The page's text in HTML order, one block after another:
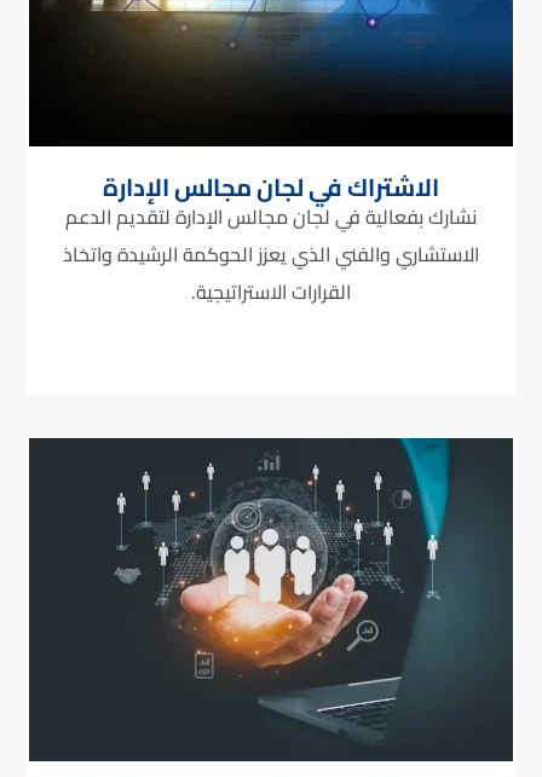
الاشتراك في لجان مجالس الإدارة
نشارك بفعالية في لجان مجالس الإدارة لتقديم الدعم
الاستشاري والفني الذي يعزز الحوكمة الرشيدة واتخاذ
القرارات الاستراتيجية.